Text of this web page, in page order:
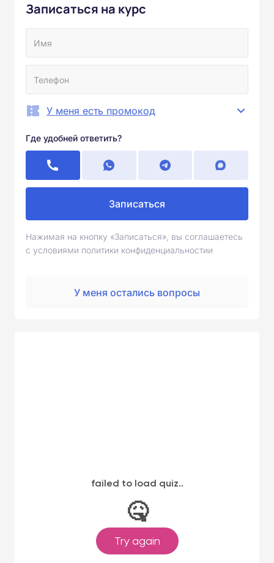
Записаться на курс
У меня есть промокод
Где удобней ответить?
Записаться
Нажимая на кнопку «Записаться», вы соглашаетесь
с условиями политики конфиденциальностии
У меня остались вопросы